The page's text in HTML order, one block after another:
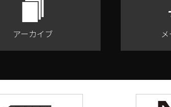
アーカイブ